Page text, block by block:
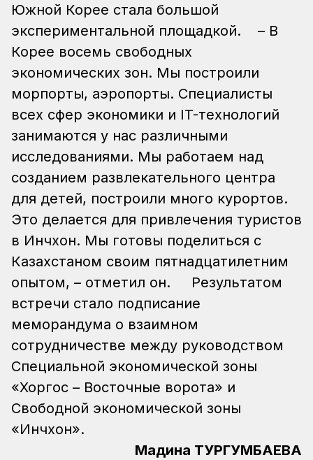
Южной Корее стала большой
экспериментальной площадкой.
– В
Корее восемь свободных
экономических зон. Мы построили
морпорты, аэропорты. Специалисты
всех сфер экономики и IT-технологий
занимаются у нас различными
исследованиями. Мы работаем над
созданием развлекательного центра
для детей, построили много курортов.
Это делается для привлечения туристов
в Инчхон. Мы готовы поделиться с
Казахстаном своим пятнадцатилетним
опытом, – отметил он.
Результатом
встречи стало подписание
меморандума о взаимном
сотрудничестве между руководством
Специальной экономической зоны
«Хоргос – Восточные ворота» и
Свободной экономической зоны
«Инчхон».
Мадина ТУРГУМБАЕВА